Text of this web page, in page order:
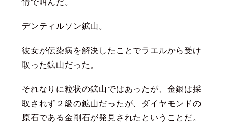
情で叫んだ。
デンティルソン鉱山。
彼女が伝染病を解決したことでラエルから受け
取った鉱山だった。
それなりに粒状の鉱山ではあったが、金銀は採
取されず２級の鉱山だったが、ダイヤモンドの
原石である金剛石が発見されたということだ。